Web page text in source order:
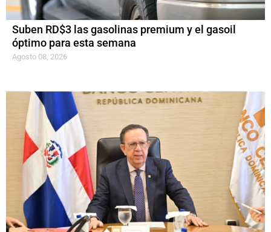
Suben RD$3 las gasolinas premium y el gasoil
óptimo para esta semana
Agosto 08, 2026